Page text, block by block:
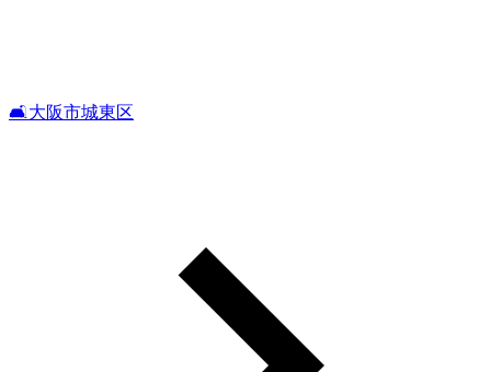
🛋️大阪市城東区